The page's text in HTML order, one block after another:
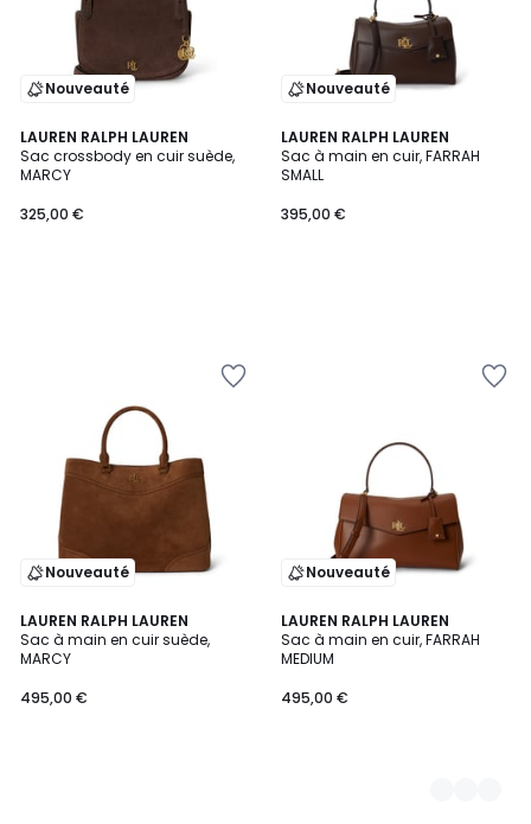
Nouveauté
LAUREN RALPH LAUREN
Sac crossbody en cuir suède,
MARCY
325,00 €
Nouveauté
LAUREN RALPH LAUREN
Sac à main en cuir, FARRAH
SMALL
395,00 €
Nouveauté
LAUREN RALPH LAUREN
Sac à main en cuir suède,
MARCY
495,00 €
Nouveauté
LAUREN RALPH LAUREN
Sac à main en cuir, FARRAH
MEDIUM
495,00 €
2
Couleurs